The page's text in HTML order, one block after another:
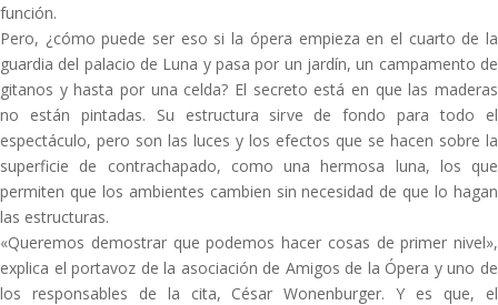
función.
Pero, ¿cómo puede ser eso si la ópera empieza en el cuarto de la
guardia del palacio de Luna y pasa por un jardín, un campamento de
gitanos y hasta por una celda? El secreto está en que las maderas
no están pintadas. Su estructura sirve de fondo para todo el
espectáculo, pero son las luces y los efectos que se hacen sobre la
superficie de contrachapado, como una hermosa luna, los que
permiten que los ambientes cambien sin necesidad de que lo hagan
las estructuras.
«Queremos demostrar que podemos hacer cosas de primer nivel»,
explica el portavoz de la asociación de Amigos de la Ópera y uno de
los responsables de la cita, César Wonenburger. Y es que, el